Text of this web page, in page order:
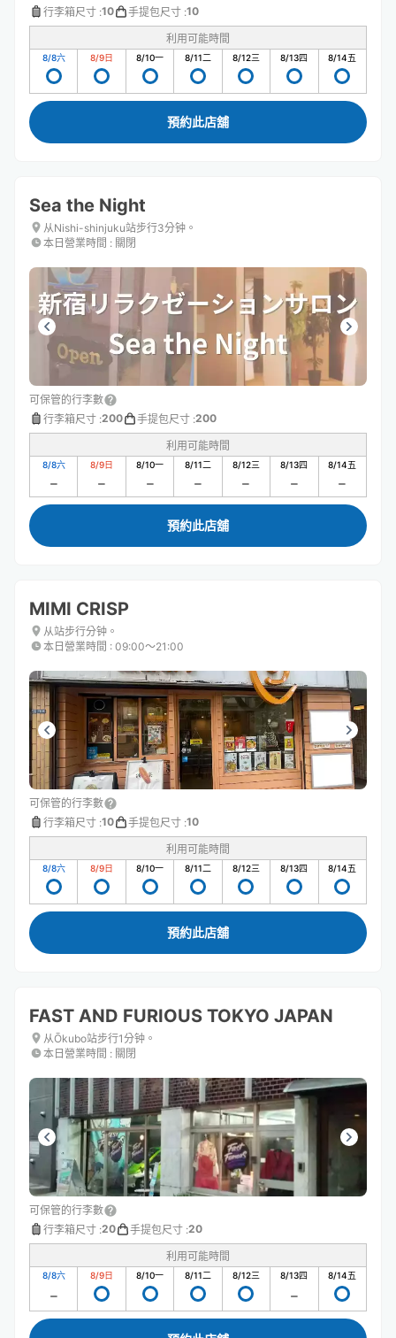
行李箱尺寸 :10 手提包尺寸 :10
利用可能時間
8/8六 8/9日 8/10一 8/11二 8/12三 8/13四 8/14五
預約此店舖
Sea the Night
从Nishi-shinjuku站步行3分钟。
本日營業時間 : 關閉
可保管的行李數
行李箱尺寸 :200 手提包尺寸 :200
利用可能時間
8/8六 8/9日 8/10一 8/11二 8/12三 8/13四 8/14五
預約此店舖
MIMI CRISP
从站步行分钟。
本日營業時間 : 09:00〜21:00
可保管的行李數
行李箱尺寸 :10 手提包尺寸 :10
利用可能時間
8/8六 8/9日 8/10一 8/11二 8/12三 8/13四 8/14五
預約此店舖
FAST AND FURIOUS TOKYO JAPAN
从Ōkubo站步行1分钟。
本日營業時間 : 關閉
可保管的行李數
行李箱尺寸 :20 手提包尺寸 :20
利用可能時間
8/8六 8/9日 8/10一 8/11二 8/12三 8/13四 8/14五